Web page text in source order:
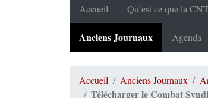
Accueil Qu’est ce que la
Anciens Journaux Agenda
Accueil Anciens Journaux
Télécharger le Combat